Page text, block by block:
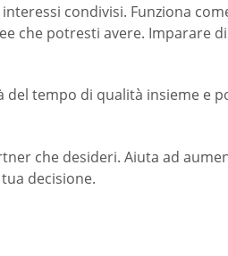
condivisi. Funziona
che potresti avere. Imparare
del tempo di qualità insieme e
che desideri. Aiuta ad
decisione.